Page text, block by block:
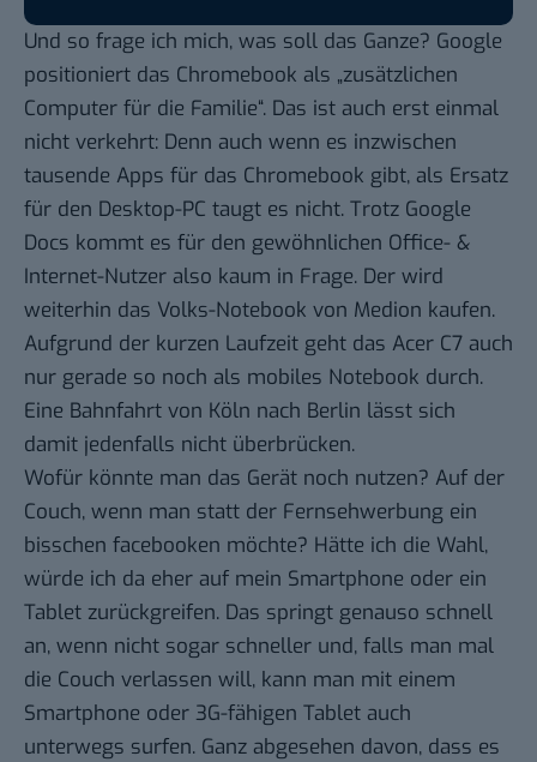
Und so frage ich mich, was soll das Ganze? Google
positioniert das Chromebook als „zusätzlichen
Computer für die Familie“. Das ist auch erst einmal
nicht verkehrt: Denn auch wenn es inzwischen
tausende Apps für das Chromebook gibt, als Ersatz
für den Desktop-PC taugt es nicht. Trotz Google
Docs kommt es für den gewöhnlichen Office- &
Internet-Nutzer also kaum in Frage. Der wird
weiterhin das Volks-Notebook von Medion kaufen.
Aufgrund der kurzen Laufzeit geht das Acer C7 auch
nur gerade so noch als mobiles Notebook durch.
Eine Bahnfahrt von Köln nach Berlin lässt sich
damit jedenfalls nicht überbrücken.
Wofür könnte man das Gerät noch nutzen? Auf der
Couch, wenn man statt der Fernsehwerbung ein
bisschen facebooken möchte? Hätte ich die Wahl,
würde ich da eher auf mein Smartphone oder ein
Tablet zurückgreifen. Das springt genauso schnell
an, wenn nicht sogar schneller und, falls man mal
die Couch verlassen will, kann man mit einem
Smartphone oder 3G-fähigen Tablet auch
unterwegs surfen. Ganz abgesehen davon, dass es